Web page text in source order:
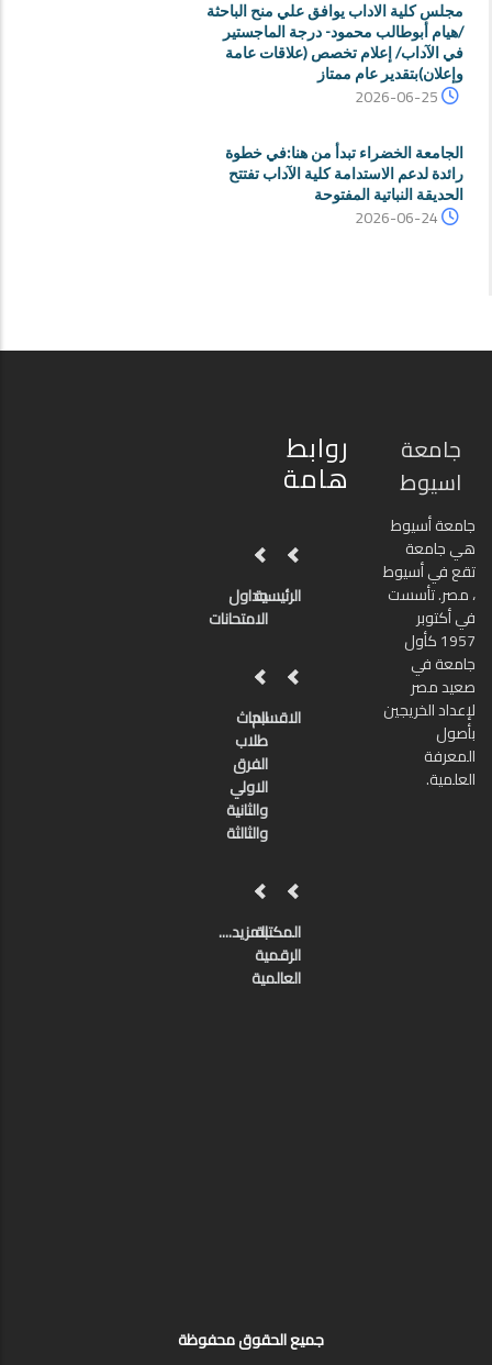
مجلس كلية الاداب يوافق علي منح الباحثة
/هيام أبوطالب محمود- درجة الماجستير
في الآداب/ إعلام تخصص (علاقات عامة
وإعلان)بتقدير عام ممتاز
2026-06-25
الجامعة الخضراء تبدأ من هنا:في خطوة
رائدة لدعم الاستدامة كلية الآداب تفتتح
الحديقة النباتية المفتوحة
2026-06-24
جامعة
اسيوط
جامعة أسيوط
هي جامعة
تقع في أسيوط
، مصر. تأسست
في أكتوبر
1957 كأول
جامعة في
صعيد مصر
لإعداد الخريجين
بأصول
المعرفة
العلمية.
روابط
هامة
الرئيسيةجداول
الامتحانات
الاقسامابحاث
طلاب
الفرق
الاولي
والثانية
والثالثة
المكتبة
الرقمية
العالمية
المزيد....
جميع الحقوق محفوظة